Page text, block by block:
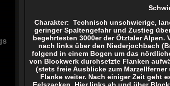
Charakter: Technisch unschwierige,
geringer Spaltengefahr und Zustieg
begehrtesten 3000er der Ötztaler
nach links über den Niederjochbach
folgend in einem Bogen um das
von Blockwerk durchsetzte Flanken
(stets freie Ausblicke zum
Flanke weiter. Nach einiger Zeit geht
Felszacken. Hier links ab und über